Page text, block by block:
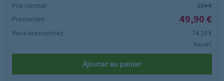
Prix normal:
124 €
Promotion:
49,90 €
Vous économisez: 74,10 €
Prix HT,
Ajouter au panier